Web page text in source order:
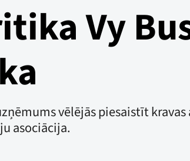
Vy
vēlējās piesaistīt
asociācija.